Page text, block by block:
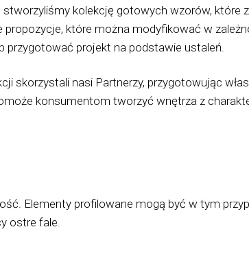
kolekcję gotowych wzorów, które
propozycje, które można modyfikować w
przygotować projekt na podstawie ustaleń.
skorzystali nasi Partnerzy, przygotowując
konsumentom tworzyć wnętrza z
Elementy profilowane mogą być w tym
ostre fale.